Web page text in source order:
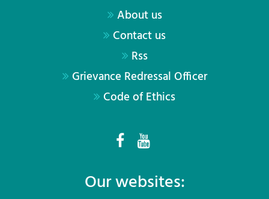
About us
Contact us
Rss
Grievance Redressal Officer
Code of Ethics
Our websites: